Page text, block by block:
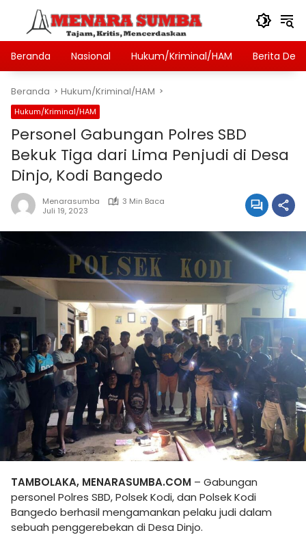
Langsung
konten
Beranda
Nasional Hukum/Kriminal/HAM Berita Desa
Beranda Hukum/Kriminal/HAM
Hukum/Kriminal/HAM
Personel Gabungan Polres SBD
Bekuk Tiga dari Lima Penjudi di Desa
Dinjo, Kodi Bangedo
Menarasumba
3 Min Baca
Juli 19, 2023
TAMBOLAKA, MENARASUMBA.COM – Gabungan
personel Polres SBD, Polsek Kodi, dan Polsek Kodi
Bangedo berhasil mengamankan pelaku judi dalam
sebuah penggerebekan di Desa Dinjo.